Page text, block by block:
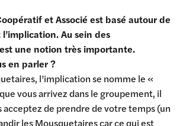
et Associé est basé autour de
Au sein des
une notion très importante.
en parler ?
l’implication se nomme le «
vous arrivez dans le groupement, il
acceptez de prendre de votre temps (un
les Mousquetaires car ce qui est